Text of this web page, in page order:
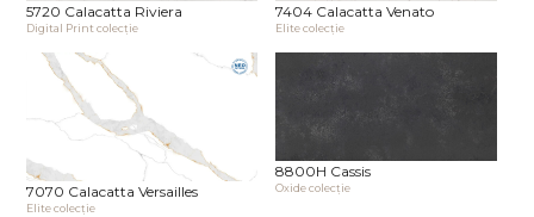
5720 Calacatta Riviera
Digital Print сolecţie
7404 Calacatta Venato
Elite сolecţie
7070 Calacatta Versailles
Elite сolecţie
8800H Cassis
Oxide сolecţie